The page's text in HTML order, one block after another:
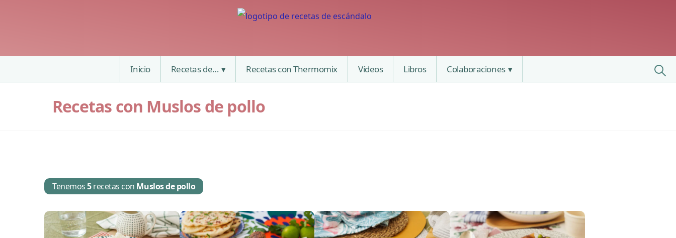
Inicio Recetas de… Recetas con Thermomix Vídeos Libros Colaboraciones
Recetas con Muslos de pollo
Tenemos5recetas con Muslos de pollo